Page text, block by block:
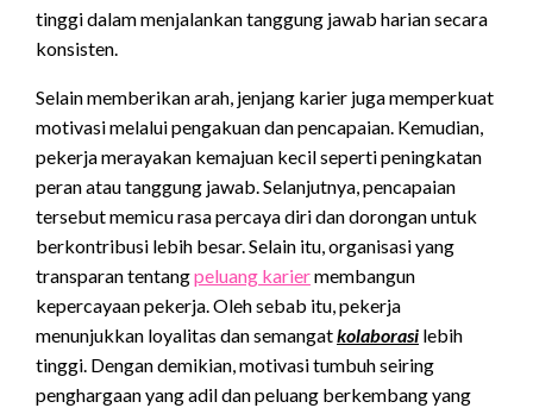
tinggi dalam menjalankan tanggung jawab harian secara
konsisten.
Selain memberikan arah, jenjang karier juga memperkuat
motivasi melalui pengakuan dan pencapaian. Kemudian,
pekerja merayakan kemajuan kecil seperti peningkatan
peran atau tanggung jawab. Selanjutnya, pencapaian
tersebut memicu rasa percaya diri dan dorongan untuk
berkontribusi lebih besar. Selain itu, organisasi yang
transparan tentangpeluang kariermembangun
kepercayaan pekerja. Oleh sebab itu, pekerja
menunjukkan loyalitas dan semangatkolaborasi lebih
tinggi. Dengan demikian, motivasi tumbuh seiring
penghargaan yang adil dan peluang berkembang yang